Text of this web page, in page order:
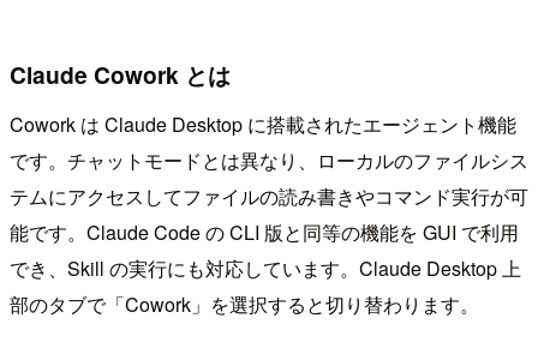
Claude Cowork とは
Cowork は Claude Desktop に搭載されたエージェント機能
です。チャットモードとは異なり、ローカルのファイルシス
テムにアクセスしてファイルの読み書きやコマンド実行が可
能です。Claude Code の CLI 版と同等の機能を GUI で利用
でき、Skill の実行にも対応しています。Claude Desktop 上
部のタブで「Cowork」を選択すると切り替わります。